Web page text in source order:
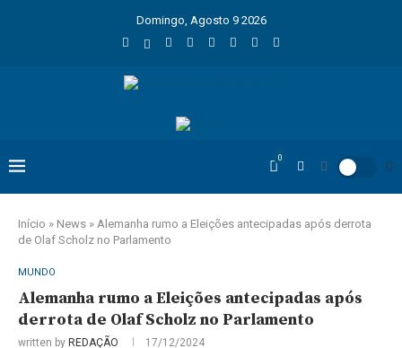
Domingo, Agosto 9 2026
0
Início » News » Alemanha rumo a Eleições antecipadas após derrota
de Olaf Scholz no Parlamento
MUNDO
Alemanha rumo a Eleições antecipadas após
derrota de Olaf Scholz no Parlamento
written by REDAÇÃO 17/12/2024